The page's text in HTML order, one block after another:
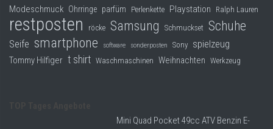
Modeschmuck Ohrringe parfüm Perlenkette Playstation Ralph Lauren
restposten röcke Samsung Schmuckset Schuhe
Seife smartphone software sonderposten Sony spielzeug
Tommy Hilfiger t shirt Waschmaschinen Weihnachten Werkzeug
Mini Quad Pocket 49cc ATV Benzin E-